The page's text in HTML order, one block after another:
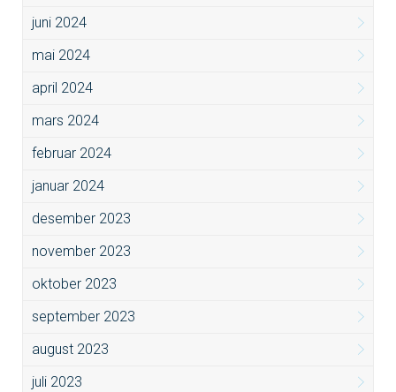
juni 2024
mai 2024
april 2024
mars 2024
februar 2024
januar 2024
desember 2023
november 2023
oktober 2023
september 2023
august 2023
juli 2023